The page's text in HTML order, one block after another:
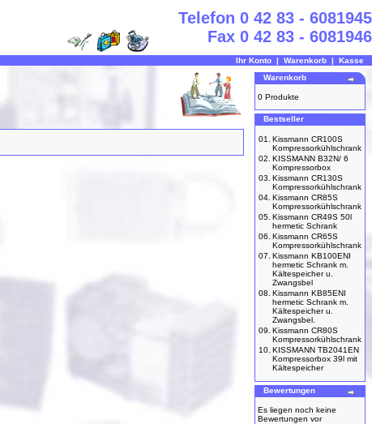
Telefon 0 42 83 - 6081945
Fax 0 42 83 - 6081946
Ihr Konto | Warenkorb | Kasse
Warenkorb
0 Produkte
Bestseller
01.
Kissmann CR100S
Kompressorkühlschrank
02. KISSMANN B32N/ 6
Kompressorbox
03. Kissmann CR130S
Kompressorkühlschrank
04. Kissmann CR85S
Kompressorkühlschrank
05. Kissmann CR49S 50l
hermetic Schrank
06. Kissmann CR65S
Kompressorkühlschrank
07. Kissmann KB100ENI
hermetic Schrank m.
Kältespeicher u.
Zwangsbel
08. Kissmann KB85ENI
hermetic Schrank m.
Kältespeicher u.
Zwangsbel.
09. Kissmann CR80S
Kompressorkühlschrank
10. KISSMANN TB2041EN
Kompressorbox 39l mit
Kältespeicher
Bewertungen
Es liegen noch keine
Bewertungen vor